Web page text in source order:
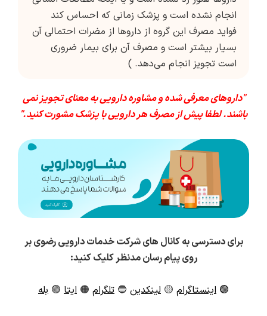
انجام نشده است و پزشک زمانی که احساس کند
فواید مصرف این گروه از داروها از مضرات احتمالی آن
بسیار بیشتر است و مصرف آن برای بیمار ضروری
است تجویز انجام می‌دهد. )
"داروهای معرفی شده و مشاوره دارویی به معنای تجویز نمی
باشند. لطفا پیش از مصرف هر دارویی با پزشک مشورت کنید."
برای دسترسی به کانال های شرکت خدمات دارویی رضوی بر
روی پیام رسان مدنظر کلیک کنید:
🟣 اینستاگرام 🟡 لینکدین 🔵 تلگرام 🟠 ایتا 🟢 بله